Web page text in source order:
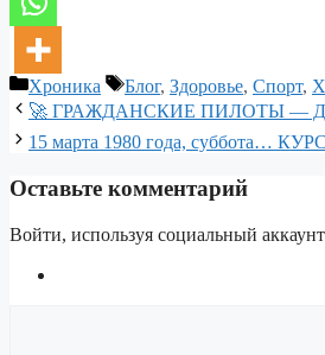
Рубрики
Хроника Метки
Блог, Здоровье, Спорт,
🚀 ГРАЖДАНСКИЕ ПИЛОТЫ —
15 марта 1980 года, суббота…
Оставьте комментарий
Войти, используя социальный аккаунт